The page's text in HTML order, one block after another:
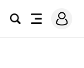
검
전
로
그